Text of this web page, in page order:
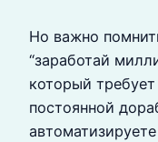
Но важно
“заработай
который
постоянной